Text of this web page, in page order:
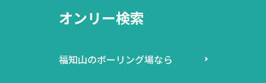
オンリー検索
福知山のボーリング場なら